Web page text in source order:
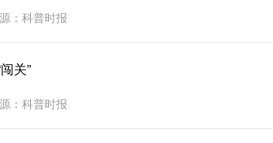
：科普时报
关”
：科普时报